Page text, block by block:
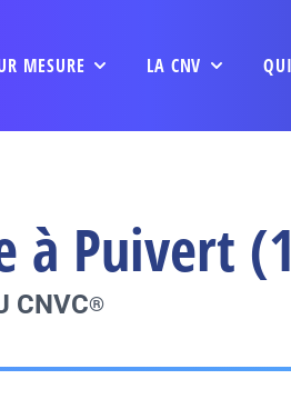
MESURE LA CNV
à Puivert
CNVC®